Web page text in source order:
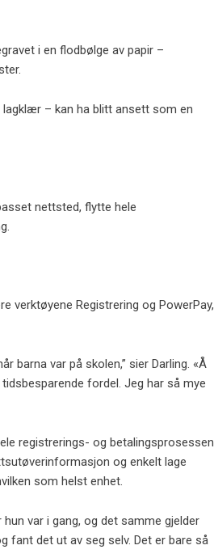
i en flodbølge av papir –
– kan ha blitt ansett som en
nettsted, flytte hele
verktøyene Registrering og PowerPay,
barna var på skolen,” sier Darling. «Å
fordel. Jeg har så mye
registrerings- og betalingsprosessen
og enkelt lage
som helst enhet.
var i gang, og det samme gjelder
fant det ut av seg selv. Det er bare så